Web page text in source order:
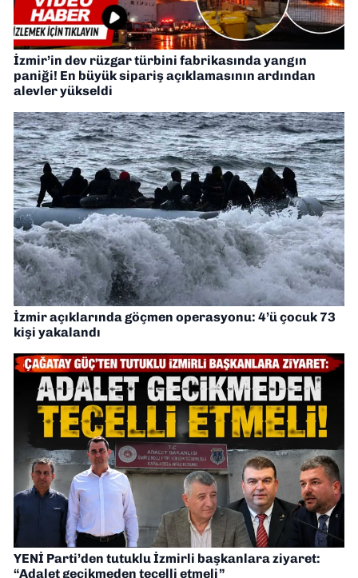
İzmir’in dev rüzgar türbini fabrikasında yangın
paniği! En büyük sipariş açıklamasının ardından
alevler yükseldi
İzmir açıklarında göçmen operasyonu: 4’ü çocuk 73
kişi yakalandı
YENİ Parti’den tutuklu İzmirli başkanlara ziyaret:
“Adalet gecikmeden tecelli etmeli”